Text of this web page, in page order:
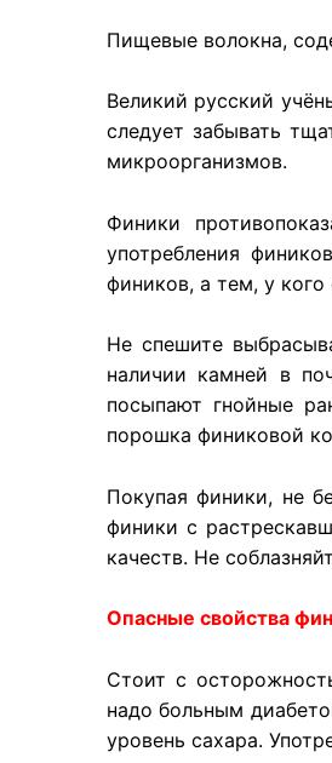
Пищевые волокна,
Великий русский
следует забывать
микроорганизмов.
Финики
употребления
фиников, а тем, у кого
Не спешите
наличии камней в
посыпают гнойные
порошка финиковой
Покупая финики, не
финики с
качеств. Не
Опасные свойства
Стоит с
надо больным
уровень сахара.